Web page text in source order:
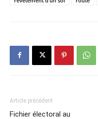
Article précédent
Fichier électoral au